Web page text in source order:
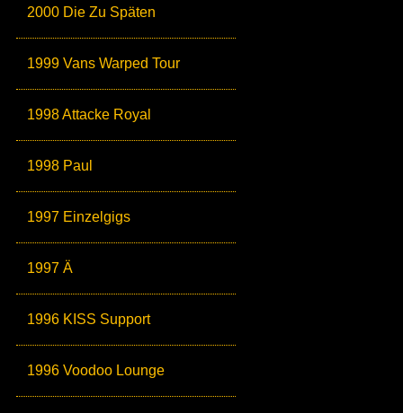
2000 Die Zu Späten
1999 Vans Warped Tour
1998 Attacke Royal
1998 Paul
1997 Einzelgigs
1997 Ä
1996 KISS Support
1996 Voodoo Lounge